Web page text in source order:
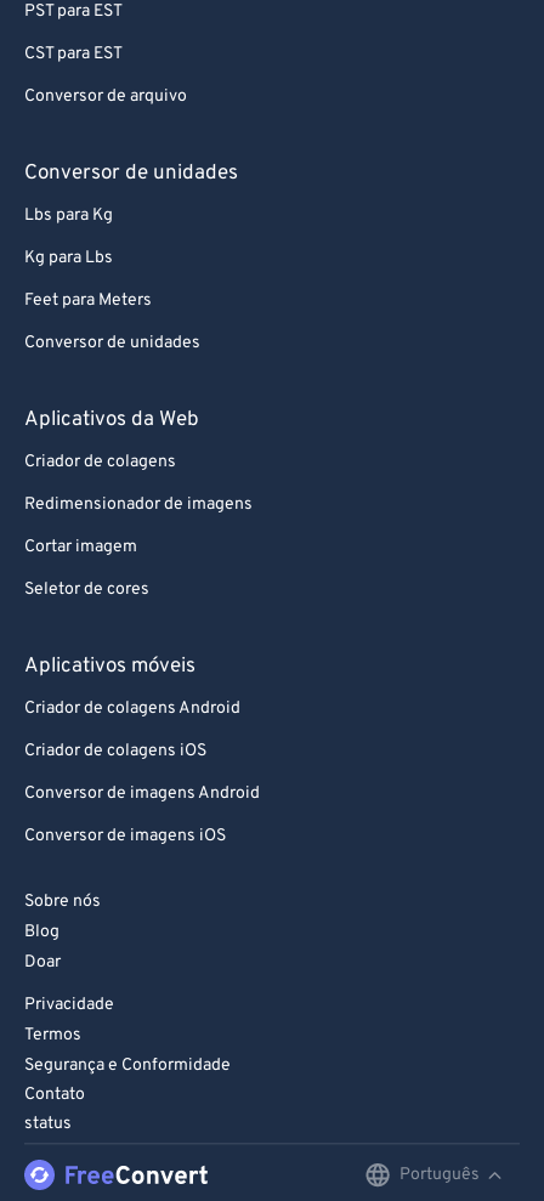
PST para EST
CST para EST
Conversor de arquivo
Conversor de unidades
Lbs para Kg
Kg para Lbs
Feet para Meters
Conversor de unidades
Aplicativos da Web
Criador de colagens
Redimensionador de imagens
Cortar imagem
Seletor de cores
Aplicativos móveis
Criador de colagens Android
Criador de colagens iOS
Conversor de imagens Android
Conversor de imagens iOS
Sobre nós
Blog
Doar
Privacidade
Termos
Segurança e Conformidade
Contato
status
Português